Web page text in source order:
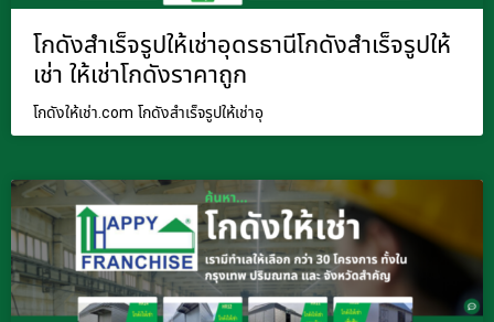
โกดังสำเร็จรูปให้เช่าอุดรธานีโกดังสำเร็จรูปให้
เช่า ให้เช่าโกดังราคาถูก
โกดังให้เช่า.com โกดังสำเร็จรูปให้เช่าอุ